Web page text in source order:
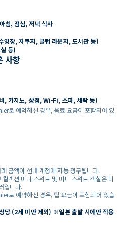
침, 점심, 저녁 식사
영장, 자쿠지, 클럽 라운지, 도서관 등)
등)
사항
, 카지노, 상점, Wi-Fi, 스파, 세탁 등)
로 예약하신 경우, 음료 요금이 포함되어 있
금액이 선내 계정에 자동 청구됩니다.
렉션 미니 스위트 및 미니 스위트 객실은 미
입니다.
로 예약하신 경우, 팁 요금이 포함되어 있습
당 (2세 미만 제외) ※일본 출발 시에만 적용